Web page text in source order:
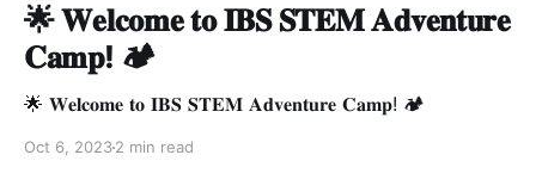
🌟 𝐖𝐞𝐥𝐜𝐨𝐦𝐞 𝐭𝐨 𝐈𝐁𝐒 𝐒𝐓𝐄𝐌 𝐀𝐝𝐯𝐞𝐧𝐭𝐮𝐫𝐞
𝐂𝐚𝐦𝐩! 🏕️
🌟 𝐖𝐞𝐥𝐜𝐨𝐦𝐞 𝐭𝐨 𝐈𝐁𝐒 𝐒𝐓𝐄𝐌 𝐀𝐝𝐯𝐞𝐧𝐭𝐮𝐫𝐞 𝐂𝐚𝐦𝐩! 🏕️
Oct 6, 20232 min read